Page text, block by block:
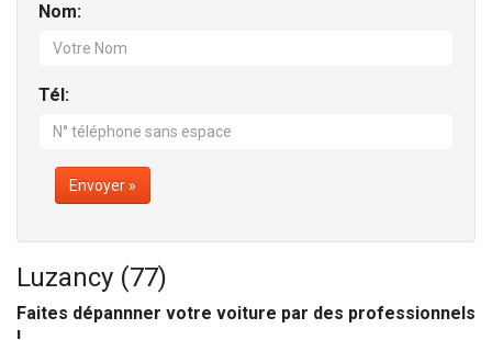
Nom:
Tél:
Envoyer »
Luzancy (77)
Faites dépannner votre voiture par des professionnels